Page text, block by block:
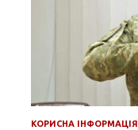
КОРИСНА ІНФОРМАЦІЯ